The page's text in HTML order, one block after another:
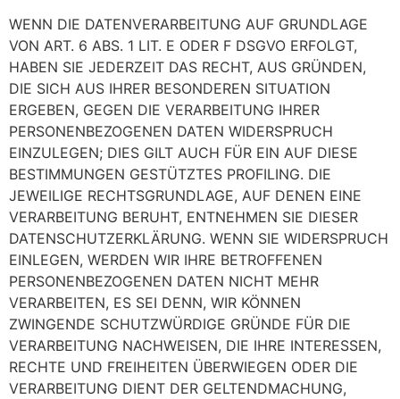
WENN DIE DATENVERARBEITUNG AUF GRUNDLAGE
VON ART. 6 ABS. 1 LIT. E ODER F DSGVO ERFOLGT,
HABEN SIE JEDERZEIT DAS RECHT, AUS GRÜNDEN,
DIE SICH AUS IHRER BESONDEREN SITUATION
ERGEBEN, GEGEN DIE VERARBEITUNG IHRER
PERSONENBEZOGENEN DATEN WIDERSPRUCH
EINZULEGEN; DIES GILT AUCH FÜR EIN AUF DIESE
BESTIMMUNGEN GESTÜTZTES PROFILING. DIE
JEWEILIGE RECHTSGRUNDLAGE, AUF DENEN EINE
VERARBEITUNG BERUHT, ENTNEHMEN SIE DIESER
DATENSCHUTZERKLÄRUNG. WENN SIE WIDERSPRUCH
EINLEGEN, WERDEN WIR IHRE BETROFFENEN
PERSONENBEZOGENEN DATEN NICHT MEHR
VERARBEITEN, ES SEI DENN, WIR KÖNNEN
ZWINGENDE SCHUTZWÜRDIGE GRÜNDE FÜR DIE
VERARBEITUNG NACHWEISEN, DIE IHRE INTERESSEN,
RECHTE UND FREIHEITEN ÜBERWIEGEN ODER DIE
VERARBEITUNG DIENT DER GELTENDMACHUNG,